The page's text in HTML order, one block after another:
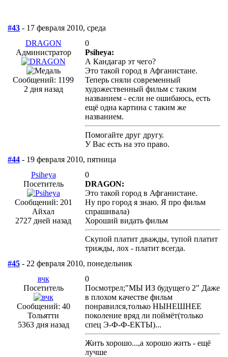
#43 - 17 февраля 2010, среда
DRAGON
Администратор
Сообщений: 1199
2 дня назад
0
Psiheya:
А Кандагар эт чего?
Это такой город в Афганистане.
Теперь сняли современный
художественный фильм с таким
названием - если не ошибаюсь, есть
ещё одна картина с таким же
названием.
Помогайте друг другу.
У Вас есть на это право.
#44 - 19 февраля 2010, пятница
Psiheya
Посетитель
Сообщений: 201
Айхал
2727 дней назад
0
DRAGON:
Это такой город в Афганистане.
Ну про город я знаю. Я про фильм
спрашивала)
Хороший видать фильм
Скупой платит дважды, тупой платит
трижды, лох - платит всегда.
#45 - 22 февраля 2010, понедельник
вчк
Посетитель
Сообщений: 40
Тольятти
5363 дня назад
0
Посмотрел;"МЫ ИЗ будущего 2" Даже
в плохом качестве фильм
понравился,только НЫНЕШНЕЕ
поколение вряд ли поймёт(только
спец Э-Ф-Ф-ЕКТЫ)...
Жить хорошо...,а хорошо жить - ещё
лучше